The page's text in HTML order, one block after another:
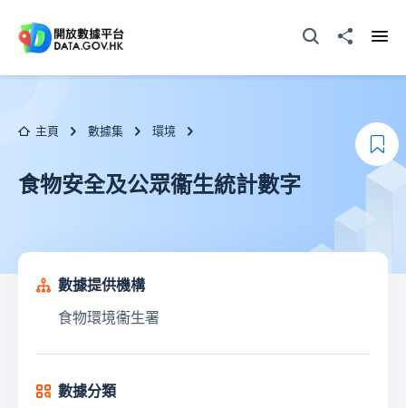
打開搜尋器分享至
主頁 數據集 環境
食物安全及公眾衞生統計數字
加
數據提供機構
食物環境衞生署
數據分類